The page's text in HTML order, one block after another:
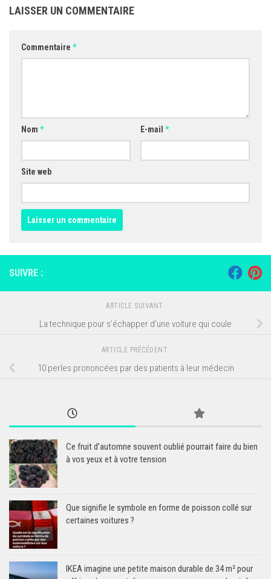
LAISSER UN COMMENTAIRE
Commentaire *
Nom * E-mail *
Site web
SUIVRE :
ARTICLE SUIVANT
La technique pour s’échapper d’une voiture qui coule
ARTICLE PRÉCÉDENT
10 perles prononcées par des patients à leur médecin
Ce fruit d’automne souvent oublié pourrait faire du bien
à vos yeux et à votre tension
Que signifie le symbole en forme de poisson collé sur
certaines voitures ?
IKEA imagine une petite maison durable de 34 m² pour